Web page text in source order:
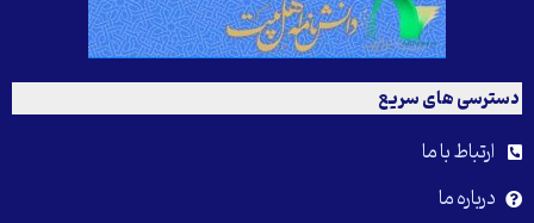
دسترسی های سریع
ارتباط با ما
درباره ما